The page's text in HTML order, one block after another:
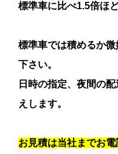
標準車に比べ1.5倍ほ
標準車では積めるか
下さい。
日時の指定、夜間の
えします。
お見積は当社までお電